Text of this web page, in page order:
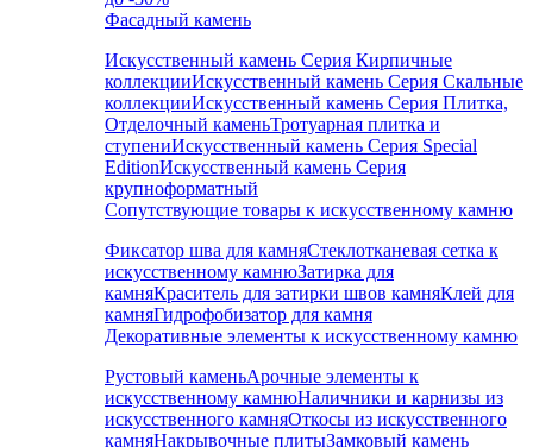
Фасадный камень
Искусственный камень Серия Кирпичные
коллекцииИскусственный камень Серия Скальные
коллекцииИскусственный камень Серия Плитка,
Отделочный каменьТротуарная плитка и
ступениИскусственный камень Серия Special
EditionИскусственный камень Серия
крупноформатный
Сопутствующие товары к искусственному камню
Фиксатор шва для камняСтеклотканевая сетка к
искусственному камнюЗатирка для
камняКраситель для затирки швов камняКлей для
камняГидрофобизатор для камня
Декоративные элементы к искусственному камню
Рустовый каменьАрочные элементы к
искусственному камнюНаличники и карнизы из
искусственного камняОткосы из искусственного
камняНакрывочные плитыЗамковый камень